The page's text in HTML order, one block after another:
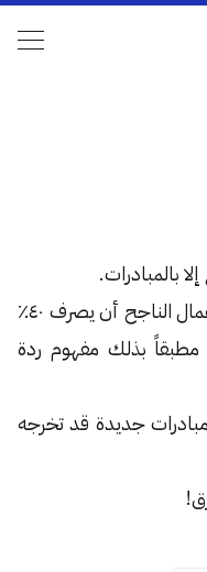
بالمبادرات.
ويقال أيضاً … أنه يجب على رجل الأعمال الناجح أن يصرف ٤٠٪
مطبقاً بذلك مفهوم ردة
في مبادرات جديدة قد تخرجه